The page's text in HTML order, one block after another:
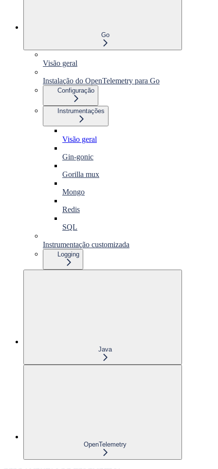
Go
Visão geral
Instalação do OpenTelemetry para Go
Configuração
Instrumentações
Visão geral
Gin-gonic
Gorilla mux
Mongo
Redis
SQL
Instrumentação customizada
Logging
Java
OpenTelemetry